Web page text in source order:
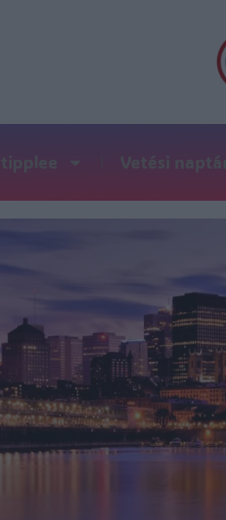
tipplee Vetési